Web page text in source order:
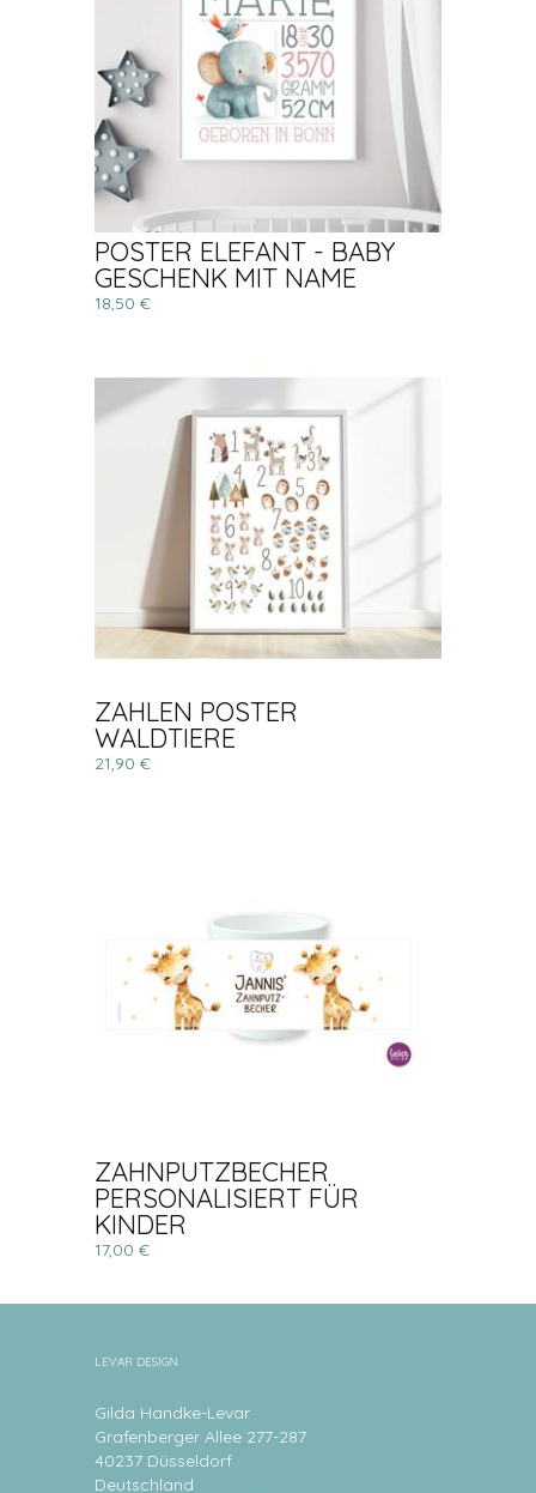
POSTER ELEFANT - BABY
GESCHENK MIT NAME
18,50 €
ZAHLEN POSTER
WALDTIERE
21,90 €
ZAHNPUTZBECHER
PERSONALISIERT FÜR
KINDER
17,00 €
LEVAR DESIGN
Gilda Handke-Levar
Grafenberger Allee 277-287
40237 Düsseldorf
Deutschland